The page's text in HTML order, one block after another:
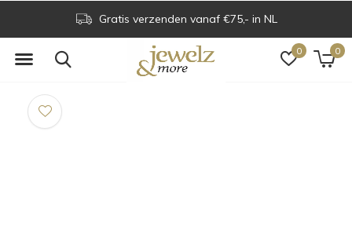
0 0
Gratis verzenden vanaf €75,- in NL